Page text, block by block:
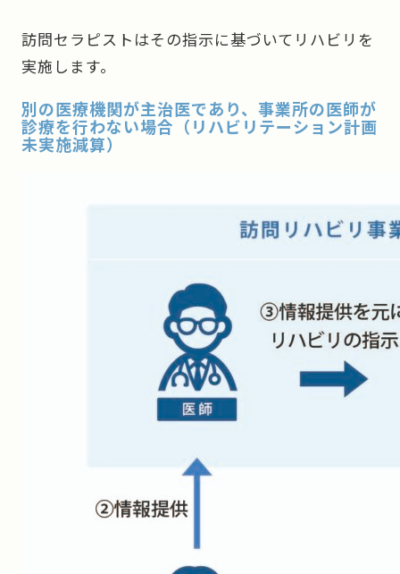
訪問セラピストはその指示に基づいてリハビリを
実施します。
別の医療機関が主治医であり、事業所の医師が
診療を行わない場合（リハビリテーション計画
未実施減算）